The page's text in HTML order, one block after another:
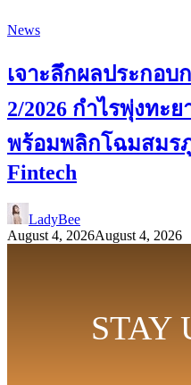
News
เจาะลึกผลประกอบ
2/2026 กำไรพุ่งทะ
พร้อมพลิกโฉมสมร
Fintech
LadyBee
August 4, 2026August 4, 2026
STAY